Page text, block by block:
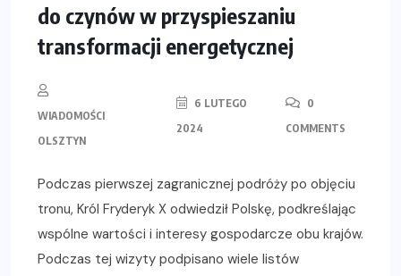
do czynów w przyspieszaniu
transformacji energetycznej
WIADOMOŚCI
OLSZTYN
6 LUTEGO
2024
0
COMMENTS
Podczas pierwszej zagranicznej podróży po objęciu
tronu, Król Fryderyk X odwiedził Polskę, podkreślając
wspólne wartości i interesy gospodarcze obu krajów.
Podczas tej wizyty podpisano wiele listów